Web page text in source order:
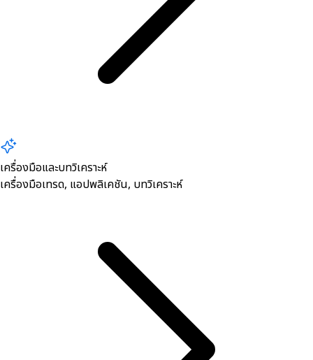
เครื่องมือและบทวิเคราะห์
เครื่องมือเทรด, ​แอปพลิเคชัน, บทวิเคราะห์